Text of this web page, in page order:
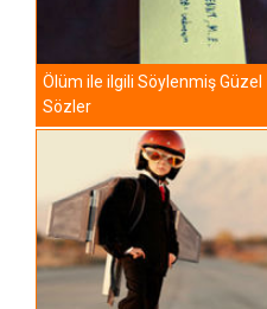
Ölüm ile ilgili Söylenmiş Güzel
Sözler